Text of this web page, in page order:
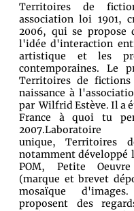
Territoires de
association loi 1901,
2006, qui se propose
l'idée d'interaction
artistique et les
contemporaines. Le
Territoires de
naissance à
par Wilfrid Estève. Il a
France à quoi tu
2007.Laboratoire
unique, Territoires
notamment développé
POM, Petite
(marque et brevet
mosaïque
proposent des